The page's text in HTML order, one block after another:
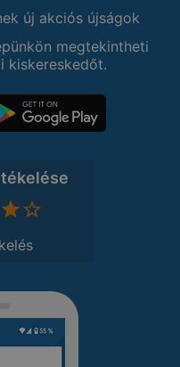
új akciós újságok
megtekintheti
kiskereskedőt.